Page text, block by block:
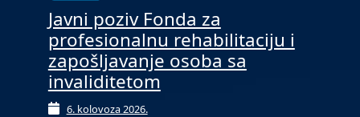
Javni poziv Fonda za
profesionalnu rehabilitaciju i
zapošljavanje osoba sa
invaliditetom
6. kolovoza 2026.